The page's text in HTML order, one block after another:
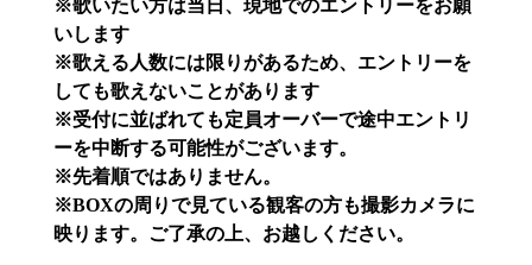
※歌いたい方は当日、現地でのエントリーをお願
いします
※歌える人数には限りがあるため、エントリーを
しても歌えないことがあります
※受付に並ばれても定員オーバーで途中エントリ
ーを中断する可能性がございます。
※先着順ではありません。
※BOXの周りで見ている観客の方も撮影カメラに
映ります。ご了承の上、お越しください。